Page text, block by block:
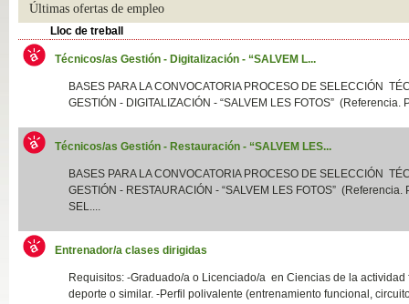
Últimas ofertas de empleo
Lloc de treball
Técnicos/as Gestión - Digitalización - “SALVEM L...
BASES PARA LA CONVOCATORIA PROCESO DE SELECCIÓN
GESTIÓN - DIGITALIZACIÓN - “SALVEM LES FOTOS” (Referencia.
Técnicos/as Gestión - Restauración - “SALVEM LES...
BASES PARA LA CONVOCATORIA PROCESO DE SELECCIÓN
GESTIÓN - RESTAURACIÓN - “SALVEM LES FOTOS” (Referencia.
SEL....
Entrenador/a clases dirigidas
Requisitos: -Graduado/a o Licenciado/a en Ciencias de la actividad
deporte o similar. -Perfil polivalente (entrenamiento funcional,